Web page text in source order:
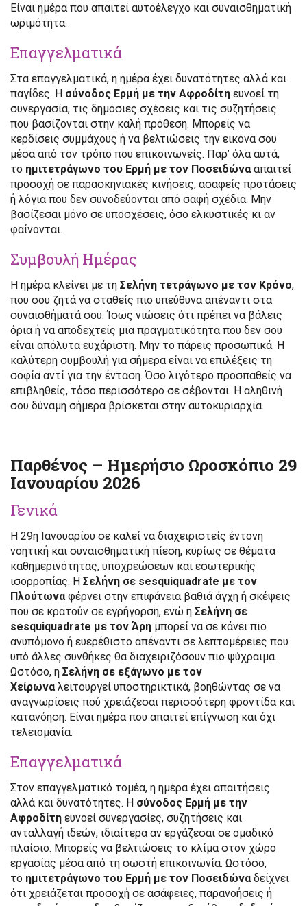
Είναι ημέρα που απαιτεί αυτοέλεγχο και συναισθηματική
ωριμότητα.
Επαγγελματικά
Στα επαγγελματικά, η ημέρα έχει δυνατότητες αλλά και
παγίδες. Η σύνοδος Ερμή με την Αφροδίτη ευνοεί τη
συνεργασία, τις δημόσιες σχέσεις και τις συζητήσεις
που βασίζονται στην καλή πρόθεση. Μπορείς να
κερδίσεις συμμάχους ή να βελτιώσεις την εικόνα σου
μέσα από τον τρόπο που επικοινωνείς. Παρ’ όλα αυτά,
το ημιτετράγωνο του Ερμή με τον Ποσειδώνααπαιτεί
προσοχή σε παρασκηνιακές κινήσεις, ασαφείς προτάσεις
ή λόγια που δεν συνοδεύονται από σαφή σχέδια. Μην
βασίζεσαι μόνο σε υποσχέσεις, όσο ελκυστικές κι αν
φαίνονται.
Συμβουλή Ημέρας
Η ημέρα κλείνει με τη Σελήνη τετράγωνο με τον Κρόνο,
που σου ζητά να σταθείς πιο υπεύθυνα απέναντι στα
συναισθήματά σου. Ίσως νιώσεις ότι πρέπει να βάλεις
όρια ή να αποδεχτείς μια πραγματικότητα που δεν σου
είναι απόλυτα ευχάριστη. Μην το πάρεις προσωπικά. Η
καλύτερη συμβουλή για σήμερα είναι να επιλέξεις τη
σοφία αντί για την ένταση. Όσο λιγότερο προσπαθείς να
επιβληθείς, τόσο περισσότερο σε σέβονται. Η αληθινή
σου δύναμη σήμερα βρίσκεται στην αυτοκυριαρχία.
Παρθένος – Ημερήσιο Ωροσκόπιο 29
Ιανουαρίου 2026
Γενικά
Η 29η Ιανουαρίου σε καλεί να διαχειριστείς έντονη
νοητική και συναισθηματική πίεση, κυρίως σε θέματα
καθημερινότητας, υποχρεώσεων και εσωτερικής
ισορροπίας. Η Σελήνη σε sesquiquadrate με τον
Πλούτωναφέρνει στην επιφάνεια βαθιά άγχη ή σκέψεις
που σε κρατούν σε εγρήγορση, ενώ η Σελήνη σε
sesquiquadrate με τον Άρη μπορεί να σε κάνει πιο
ανυπόμονο ή ευερέθιστο απέναντι σε λεπτομέρειες που
υπό άλλες συνθήκες θα διαχειριζόσουν πιο ψύχραιμα.
Ωστόσο, η Σελήνη σε εξάγωνο με τον
Χείρωναλειτουργεί υποστηρικτικά, βοηθώντας σε να
αναγνωρίσεις πού χρειάζεσαι περισσότερη φροντίδα και
κατανόηση. Είναι ημέρα που απαιτεί επίγνωση και όχι
τελειομανία.
Επαγγελματικά
Στον επαγγελματικό τομέα, η ημέρα έχει απαιτήσεις
αλλά και δυνατότητες. Η σύνοδος Ερμή με την
Αφροδίτη ευνοεί συνεργασίες, συζητήσεις και
ανταλλαγή ιδεών, ιδιαίτερα αν εργάζεσαι σε ομαδικό
πλαίσιο. Μπορείς να βελτιώσεις το κλίμα στον χώρο
εργασίας μέσα από τη σωστή επικοινωνία. Ωστόσο,
το ημιτετράγωνο του Ερμή με τον Ποσειδώναδείχνει
ότι χρειάζεται προσοχή σε ασάφειες, παρανοήσεις ή